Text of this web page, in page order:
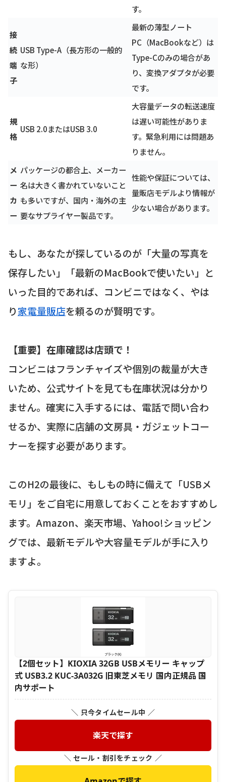
す。
接
続
端
子
USB Type-A（長方形の一般的
な形）
最新の薄型ノート
PC（MacBookなど）は
Type-Cのみの場合があ
り、変換アダプタが必要
です。
規
格
USB 2.0またはUSB 3.0
大容量データの転送速度
は遅い可能性がありま
す。緊急利用には問題あ
りません。
メ
ー
カ
ー
パッケージの都合上、メーカー
名は大きく書かれていないこと
も多いですが、国内・海外の主
要なサプライヤー製品です。
性能や保証については、
量販店モデルより情報が
少ない場合があります。
もし、あなたが探しているのが「大量の写真を
保存したい」「最新のMacBookで使いたい」と
いった目的であれば、コンビニではなく、やは
り家電量販店を頼るのが賢明です。
【重要】在庫確認は店頭で！
コンビニはフランチャイズや個別の裁量が大き
いため、公式サイトを見ても在庫状況は分かり
ません。確実に入手するには、電話で問い合わ
せるか、実際に店舗の文房具・ガジェットコー
ナーを探す必要があります。
このH2の最後に、もしもの時に備えて「USBメ
モリ」をご自宅に用意しておくことをおすすめし
ます。Amazon、楽天市場、Yahoo!ショッピン
グでは、最新モデルや大容量モデルが手に入り
ますよ。
【2個セット】KIOXIA 32GB USBメモリー キャップ
式 USB3.2 KUC-3A032G 旧東芝メモリ 国内正規品 国
内サポート
＼ 只今タイムセール中 ／
楽天で探す
＼ セール・割引をチェック ／